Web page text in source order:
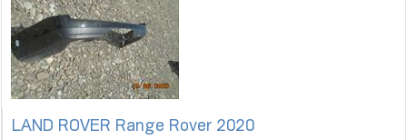
LAND ROVER Range Rover 2020